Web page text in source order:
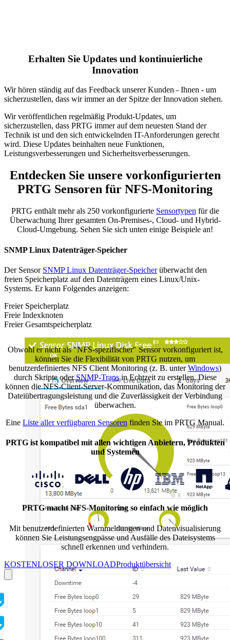
Erhalten Sie Updates und kontinuierliche
Innovation
Wir hören ständig auf das Feedback unserer Kunden - Ihnen - um
sicherzustellen, dass wir immer an der Spitze der Innovation stehen.
Wir veröffentlichen regelmäßig Produkt-Updates, um
sicherzustellen, dass PRTG immer auf dem neuesten Stand der
Technik ist und den sich entwickelnden IT-Anforderungen gerecht
wird. Diese Updates beinhalten neue Funktionen,
Leistungsverbesserungen und Sicherheitsverbesserungen.
Entdecken Sie unsere vorkonfigurierten
PRTG Sensoren für NFS-Monitoring
PRTG enthält mehr als 250 vorkonfigurierte Sensortypen für die
Überwachung Ihrer gesamten On-Premises-, Cloud- und Hybrid-
Cloud-Umgebung. Sehen Sie sich unten einige Beispiele an!
SNMP Linux Datenträger-Speicher
Der Sensor SNMP Linux Datenträger-Speicherüberwacht den
freien Speicherplatz auf den Datenträgern eines Linux/Unix-
Systems. Er kann Folgendes anzeigen:
Freier Speicherplatz
Freie Indexknoten
Freier Gesamtspeicherplatz
Obwohl er nicht als "NFS-spezifischer" Sensor vorkonfiguriert ist,
können Sie die Flexibilität von PRTG nutzen, um
benutzerdefiniertes NFS Client Monitoring (z. B. unterWindows)
durch Skripte oderSNMP-Trapsin Echtzeit zu erstellen. Diese
können die NFS-Client-Server-Kommunikation, das Monitoring der
Dateiübertragungsleistung und die Zuverlässigkeit der Verbindung
überwachen.
Eine Liste aller verfügbaren Sensoren finden Sie im PRTG Manual.
PRTG ist kompatibel mit allen wichtigen Anbietern, Produkten
und Systemen
PRTG macht NFS-Monitoring so einfach wie möglich
Mit benutzerdefinierten Warnmeldungen und Datenvisualisierung
können Sie Leistungsengpässe und Ausfälle des Dateisystems
schnell erkennen und verhindern.
KOSTENLOSER DOWNLOADProduktübersicht